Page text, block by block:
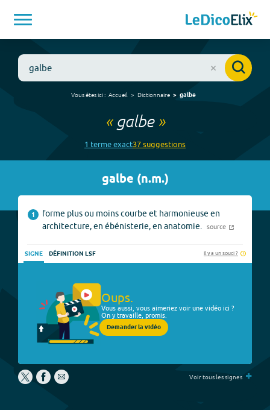
Vous êtes ici : Accueil Dictionnaire galbe
« galbe»
1 termeexact37suggestions
galbe (n.m.)
1
forme plus ou moins courbe et harmonieuse en
architecture, en ébénisterie, en anatomie.
source
SIGNE DÉFINITION LSF Il y a un souci ?
Oups.
Vous aussi, vous aimeriez voir une vidéo ici ?
On y travaille, promis.
Demander la vidéo
Voir tous les signes +